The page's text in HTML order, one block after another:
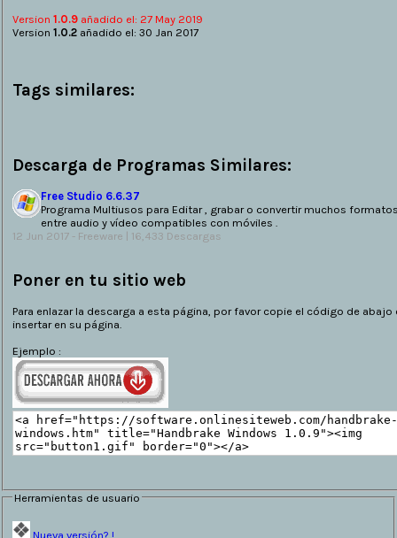
Version 1.0.9añadido el: 27 May 2019
Version 1.0.2añadido el: 30 Jan 2017
Tags similares:
Descarga de Programas Similares:
Free Studio 6.6.37
Programa Multiusos para Editar , grabar o convertir muchos
entre audio y vídeo compatibles con móviles .
12 Jun 2017 - Freeware | 16,433 Descargas
Poner en tu sitio web
Para enlazar la descarga a esta página, por favor copie el código de abajo
insertar en su página.
Ejemplo :
Herramientas de usuario
Nueva versión? !